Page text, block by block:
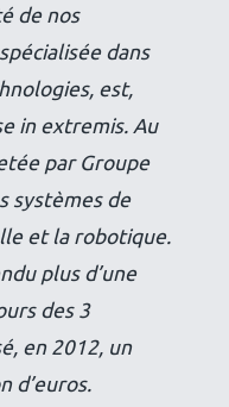
de nos
dans
est,
in extremis. Au
par Groupe
systèmes de
et la robotique.
plus d’une
des 3
en 2012, un
d’euros.